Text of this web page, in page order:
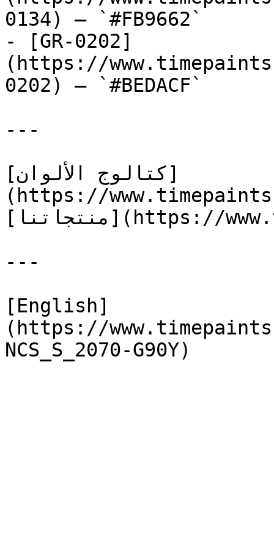
0134) — `#FB9662`
- [GR-0202]
(https://
0202) — `#BEDACF`
---
[كتالوج الألوان]
(https://
[منتجاتنا](https://www.timepaints.com/ar/products)
---
[English]
(https://
NCS_S_2070-G90Y)